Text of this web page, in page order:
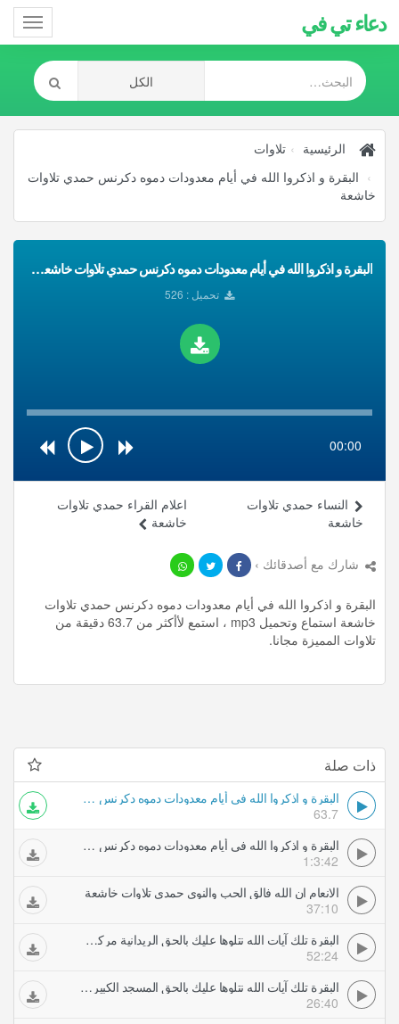
دعاء تي في
الرئيسية
تلاوات
البقرة و اذكروا الله في أيام معدودات دموه دكرنس حمدي تلاوات
خاشعة
البقرة و اذكروا الله في أيام معدودات دموه دكرنس حمدي تلاوات خاشعة تحميل Mp3
تحميل : 526
00:00
اعلام القراء حمدي تلاوات
خاشعة
النساء حمدي تلاوات
خاشعة
شارك مع أصدقائك ›
البقرة و اذكروا الله في أيام معدودات دموه دكرنس حمدي تلاوات
خاشعة استماع وتحميل mp3 ، استمع لأأكثر من 63.7 دقيقة من
تلاوات المميزة مجانا.
ذات صلة
البقرة و اذكروا الله في أيام معدودات دموه دكرنس حمدي تلاوات خاشعة
63.7
البقرة و اذكروا الله في أيام معدودات دموه دكرنس حمدي تلاوات خاشعة
1:3:42
الانعام ان الله فالق الحب والنوى حمدي تلاوات خاشعة
37:10
البقرة تلك آيات الله نتلوها عليك بالحق الريدانية مركز المنصورة حمدي تلاوات خاشعة
52:24
البقرة تلك آيات الله نتلوها عليك بالحق المسجد الكبير الدمنة قرآن الجمعة حمدي تلاوات خاشعة
26:40